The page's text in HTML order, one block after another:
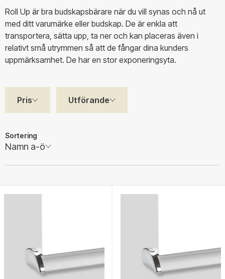
Roll Up är bra budskapsbärare när du vill synas och nå ut
med ditt varumärke eller budskap. De är enkla att
transportera, sätta upp, ta ner och kan placeras även i
relativt små utrymmen så att de fångar dina kunders
uppmärksamhet. De har en stor exponeringsyta.
Pris Utförande
Sortering
Namn a-ö